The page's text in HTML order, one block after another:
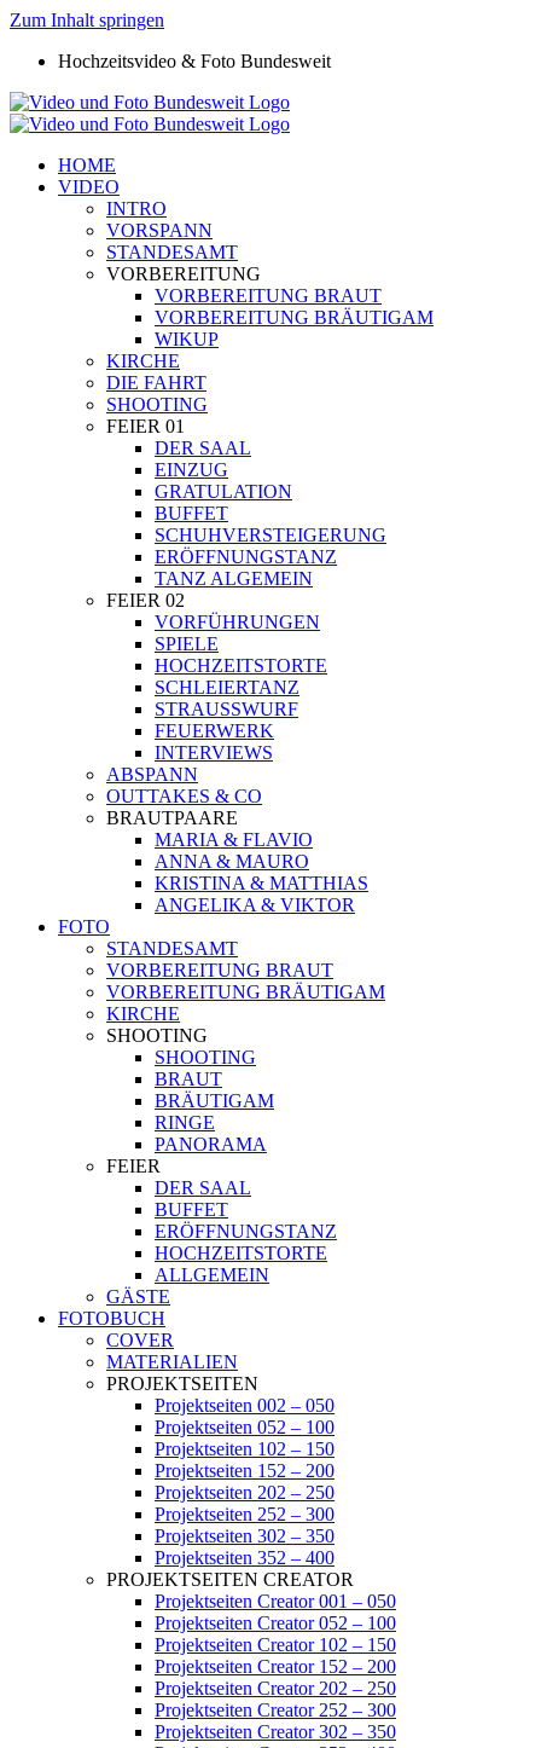
Zum Inhalt springen
Hochzeitsvideo & Foto Bundesweit
HOME
VIDEO
INTRO
VORSPANN
STANDESAMT
VORBEREITUNG
VORBEREITUNG BRAUT
VORBEREITUNG BRÄUTIGAM
WIKUP
KIRCHE
DIE FAHRT
SHOOTING
FEIER 01
DER SAAL
EINZUG
GRATULATION
BUFFET
SCHUHVERSTEIGERUNG
ERÖFFNUNGSTANZ
TANZ ALGEMEIN
FEIER 02
VORFÜHRUNGEN
SPIELE
HOCHZEITSTORTE
SCHLEIERTANZ
STRAUSSWURF
FEUERWERK
INTERVIEWS
ABSPANN
OUTTAKES & CO
BRAUTPAARE
MARIA & FLAVIO
ANNA & MAURO
KRISTINA & MATTHIAS
ANGELIKA & VIKTOR
FOTO
STANDESAMT
VORBEREITUNG BRAUT
VORBEREITUNG BRÄUTIGAM
KIRCHE
SHOOTING
SHOOTING
BRAUT
BRÄUTIGAM
RINGE
PANORAMA
FEIER
DER SAAL
BUFFET
ERÖFFNUNGSTANZ
HOCHZEITSTORTE
ALLGEMEIN
GÄSTE
FOTOBUCH
COVER
MATERIALIEN
PROJEKTSEITEN
Projektseiten 002 – 050
Projektseiten 052 – 100
Projektseiten 102 – 150
Projektseiten 152 – 200
Projektseiten 202 – 250
Projektseiten 252 – 300
Projektseiten 302 – 350
Projektseiten 352 – 400
PROJEKTSEITEN CREATOR
Projektseiten Creator 001 – 050
Projektseiten Creator 052 – 100
Projektseiten Creator 102 – 150
Projektseiten Creator 152 – 200
Projektseiten Creator 202 – 250
Projektseiten Creator 252 – 300
Projektseiten Creator 302 – 350